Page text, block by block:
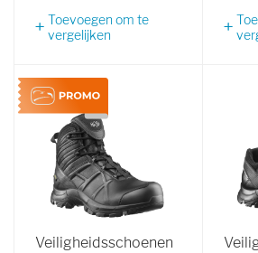
Toevoegen om te
vergelijken
Veiligheidsschoenen